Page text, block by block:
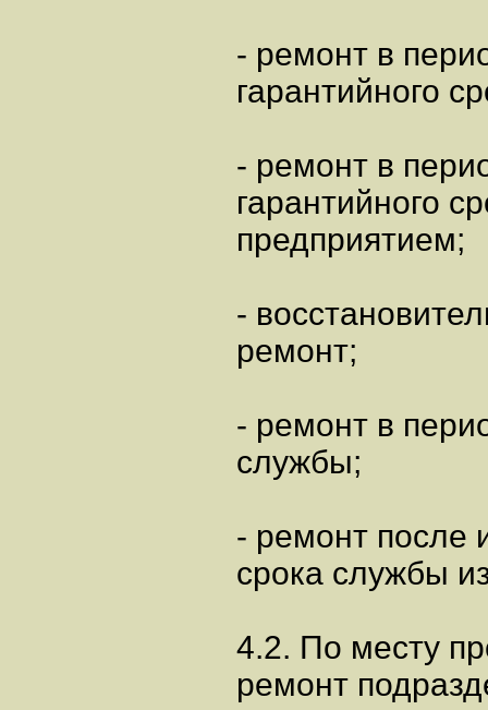
- ремонт в
гарантийного
- ремонт в
гарантийного
предприятием;
-
ремонт;
- ремонт в
службы;
- ремонт после
срока службы
4.2. По месту
ремонт